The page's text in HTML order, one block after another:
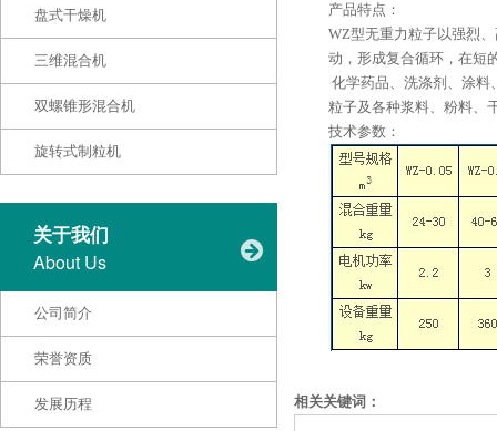
盘式干燥机
三维混合机
双螺锥形混合机
旋转式制粒机
关于我们
About Us
公司简介
荣誉资质
发展历程
产品特点：
WZ型无重力粒子以强烈
动，形成复合循环，在短
化学药品、洗涤剂、涂料
粒子及各种浆料、粉料、
技术参数：
相关关键词：